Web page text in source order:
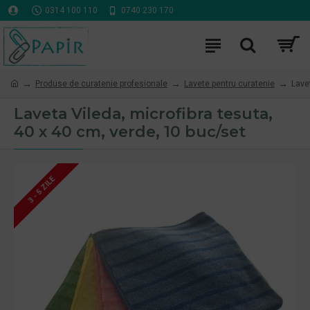
0314 100 110 0740 230 170
Produse de curatenie profesionale Lavete pentru curatenie
Laveta Vileda, microfibra tesuta,
40 x 40 cm, verde, 10 buc/set
3 - 5 ZILE